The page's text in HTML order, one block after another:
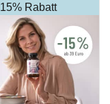
15% Rabatt